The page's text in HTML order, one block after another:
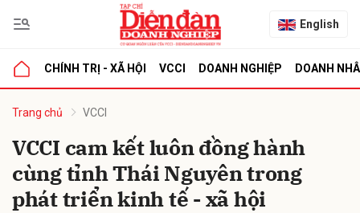
English
CHÍNH TRỊ - XÃ HỘI VCCI DOANH NGHIỆP DOANH
Trang chủ VCCI
VCCI cam kết luôn đồng hành
cùng tỉnh Thái Nguyên trong
phát triển kinh tế - xã hội
luận